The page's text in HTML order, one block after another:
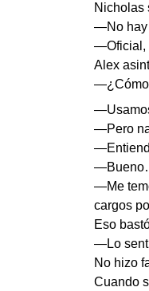
Nicholas
—No hay
—Oficial,
Alex
—¿Cómo
—Pero
—Me
cargos
Eso
—Lo
No hizo
Cuando